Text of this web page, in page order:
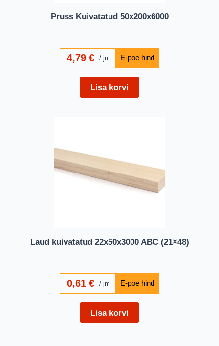
Pruss Kuivatatud 50x200x6000
4,79 € jm
Lisa korvi
Laud kuivatatud 22x50x3000 ABC (21×48)
0,61 € jm
Lisa korvi